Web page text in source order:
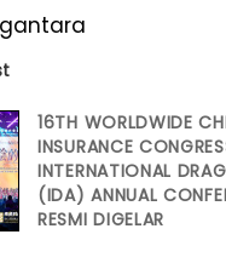
16TH WORLDWIDE
INSURANCE
INTERNATIONAL
(IDA) ANNUAL
RESMI DIGELAR